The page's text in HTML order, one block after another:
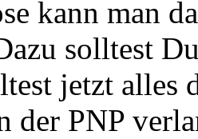
kann man
solltest
jetzt alles
der PNP